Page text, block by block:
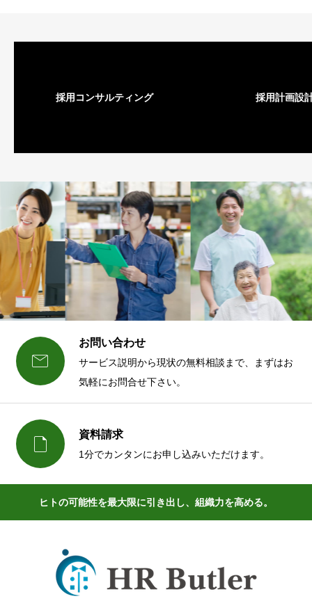
採用コンサルティング 採用計画設

お問い合わせ
サービス説明から現状の無料相談まで、まずはお
気軽にお問合せ下さい。
 資料請求
1分でカンタンにお申し込みいただけます。
ヒトの可能性を最大限に引き出し、組織力を高める。